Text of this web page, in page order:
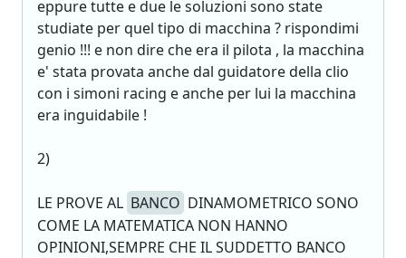
eppure tutte e due le soluzioni sono state
studiate per quel tipo di macchina ? rispondimi
genio !!! e non dire che era il pilota , la macchina
e' stata provata anche dal guidatore della clio
con i simoni racing e anche per lui la macchina
era inguidabile !
2)
LE PROVE AL BANCO DINAMOMETRICO SONO
COME LA MATEMATICA NON HANNO
OPINIONI,SEMPRE CHE IL SUDDETTO BANCO